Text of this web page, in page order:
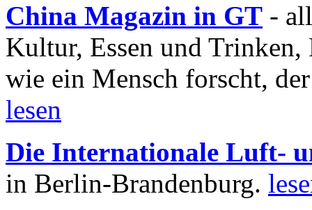
China Magazin in GT -
Kultur, Essen und
wie ein Mensch forscht,
lesen
Die Internationale Luft-
in Berlin-Brandenburg.